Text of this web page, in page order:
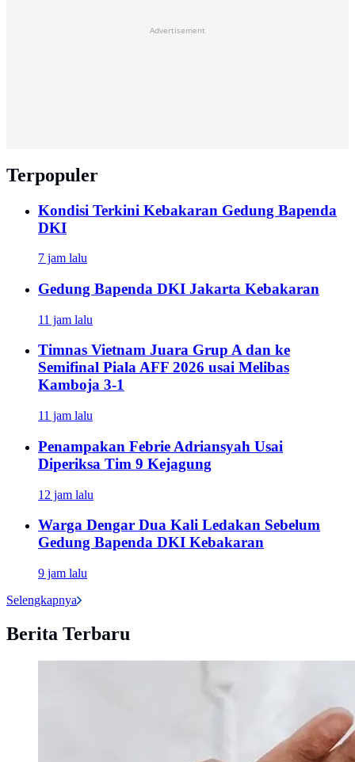
Advertisement
Terpopuler
Kondisi Terkini Kebakaran Gedung Bapenda
DKI
7 jam lalu
Gedung Bapenda DKI Jakarta Kebakaran
11 jam lalu
Timnas Vietnam Juara Grup A dan ke
Semifinal Piala AFF 2026 usai Melibas
Kamboja 3-1
11 jam lalu
Penampakan Febrie Adriansyah Usai
Diperiksa Tim 9 Kejagung
12 jam lalu
Warga Dengar Dua Kali Ledakan Sebelum
Gedung Bapenda DKI Kebakaran
9 jam lalu
Selengkapnya
Berita Terbaru